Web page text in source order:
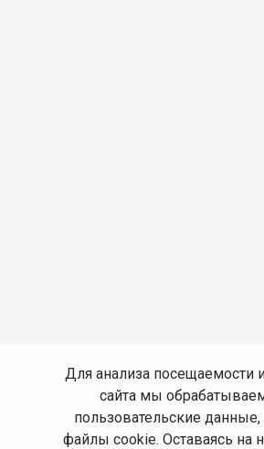
Для анализа посещаемости
сайта мы
пользовательские данные,
файлы cookie. Оставаясь на